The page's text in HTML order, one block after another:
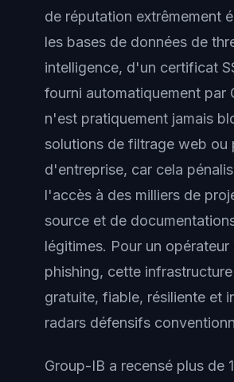
de réputation extrêmement
les bases de données de
intelligence, d'un certificat
fourni automatiquement par
n'est pratiquement jamais
solutions de filtrage web ou
d'entreprise, car cela
l'accès à des milliers de
source et de
légitimes. Pour un opérateur
phishing, cette
gratuite, fiable, résiliente et
radars défensifs
Group-IB a recensé plus de